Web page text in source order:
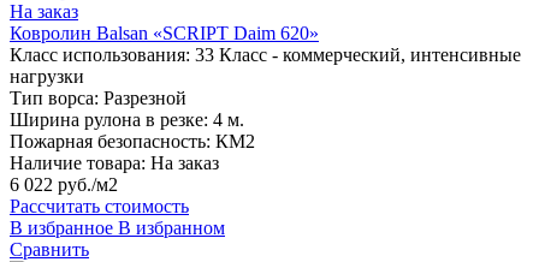
На заказ
Ковролин Balsan «SCRIPT Daim 620»
Класс использования: 33 Класс - коммерческий, интенсивные
нагрузки
Тип ворса: Разрезной
Ширина рулона в резке: 4 м.
Пожарная безопасность: КМ2
Наличие товара: На заказ
6 022 руб./м2
Рассчитать стоимость
В избранное В избранном
Сравнить